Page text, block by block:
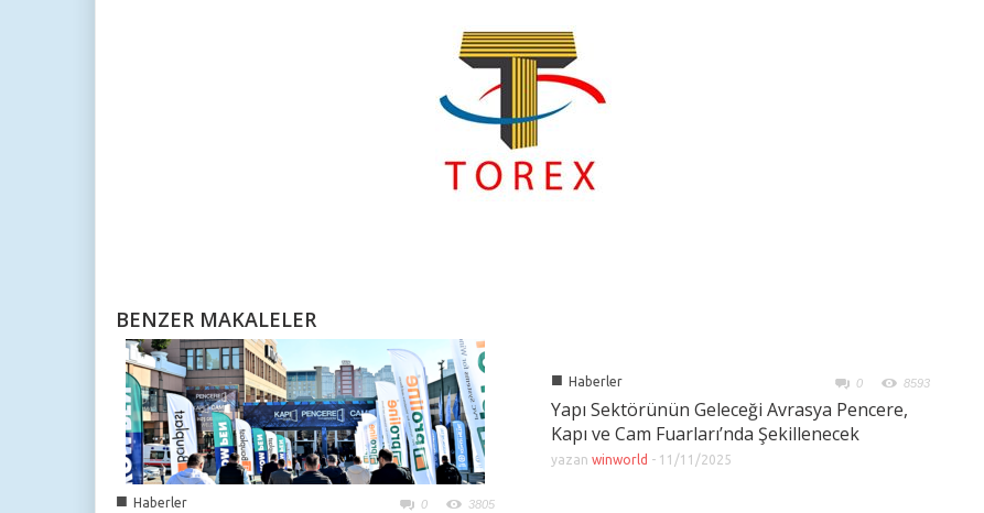
BENZER MAKALELER
■ Haberler 0 3805
■ Haberler 0 8593
Yapı Sektörünün Geleceği Avrasya Pencere,
Kapı ve Cam Fuarları’nda Şekillenecek
yazan winworld - 11/11/2025